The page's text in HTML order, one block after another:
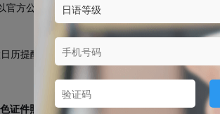
官方公告为准）
历提醒，并尽早准备证件及材料。
证件照
3张。